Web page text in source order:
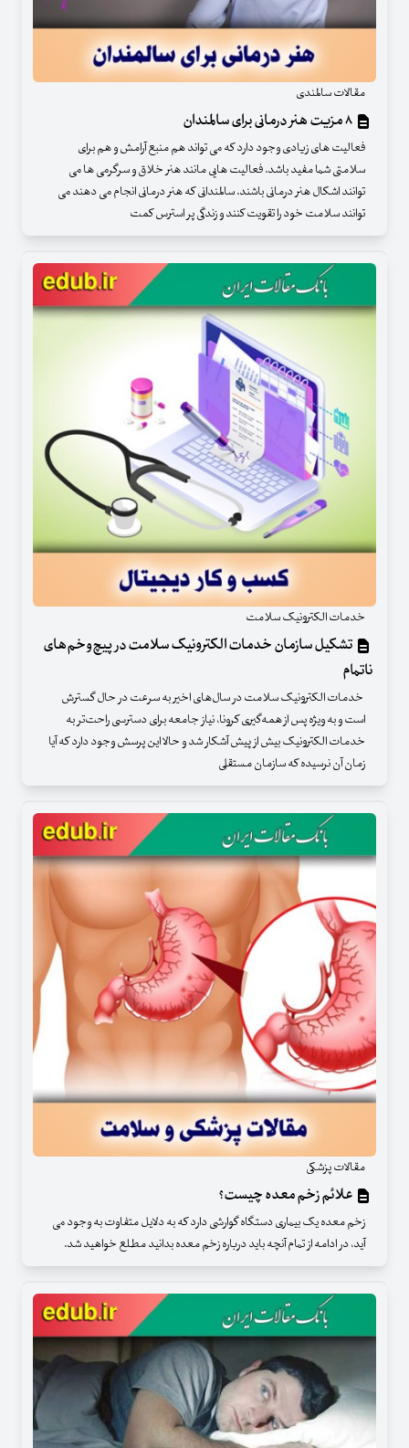
مقالات سالمندی
فعالیت های زیادی وجود دارد که می تواند هم منبع آرامش و هم برای
سلامتی شما مفید باشد. فعالیت هایی مانند هنر خلاق و سرگرمی ها می
توانند اشکال هنر درمانی باشند. سالمندانی که هنر درمانی انجام می دهند می
توانند سلامت خود را تقویت کنند و زندگی پر استرس کمت
خدمات الکترونیک سلامت
تشکیل سازمان خدمات الکترونیک سلامت در پیچ‌وخم‌های
ناتمام
خدمات الکترونیک سلامت در سال‌های اخیر به سرعت در حال گسترش
است و به ویژه پس از همه‌گیری کرونا، نیاز جامعه برای دسترسی راحت‌تر به
خدمات الکترونیک بیش از پیش آشکار شد و حالا این پرسش وجود دارد که آیا
زمان آن نرسیده که سازمان مستقلی
مقالات پزشکی
علائم زخم معده چیست؟
زخم معده یک بیماری دستگاه گوارشی دارد که به دلایل متفاوت به وجود می
آید، در ادامه از تمام آنچه باید درباره زخم معده بدانید مطلع خواهید شد.